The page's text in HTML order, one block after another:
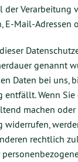
der Verarbeitung
E-Mail-Adressen
genannt
Daten bei uns,
entfällt. Wenn
machen
widerrufen,
rechtlich